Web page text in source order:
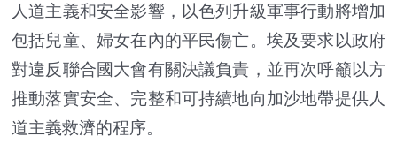
人道主義和安全影響，以色列升級軍事行動將增加
包括兒童、婦女在內的平民傷亡。埃及要求以政府
對違反聯合國大會有關決議負責，並再次呼籲以方
推動落實安全、完整和可持續地向加沙地帶提供人
道主義救濟的程序。